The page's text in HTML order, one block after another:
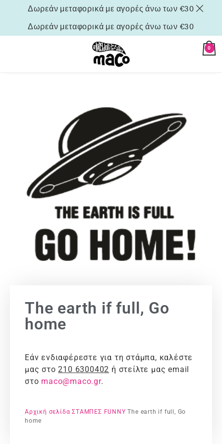
Δωρεάν μεταφορικά με αγορές άνω των €30
Δωρεάν μεταφορικά με αγορές άνω των €30
0
The earth if full, Go
home
Εάν ενδιαφέρεστε για τη στάμπα, καλέστε
μας στο210 6300402 ή στείλτε μας email
στο maco@maco.gr.
Αρχική σελίδα ΣΤΑΜΠΕΣ FUNNY The earth if full, Go
home